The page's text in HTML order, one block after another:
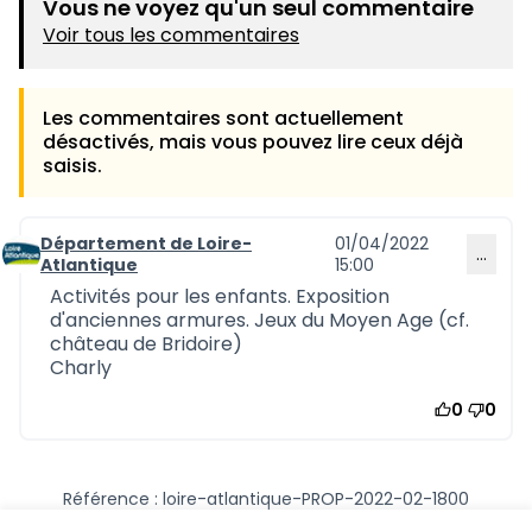
Vous ne voyez qu'un seul commentaire
Voir tous les commentaires
Les commentaires sont actuellement
désactivés, mais vous pouvez lire ceux déjà
saisis.
Commentaire 1258
Département de Loire-
Atlantique
01/04/2022
15:00
…
Activités pour les enfants. Exposition
d'anciennes armures. Jeux du Moyen Age (cf.
château de Bridoire)
Charly
0 0
Référence : loire-atlantique-PROP-2022-02-1800